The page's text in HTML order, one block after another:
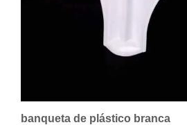
banqueta de plástico branca